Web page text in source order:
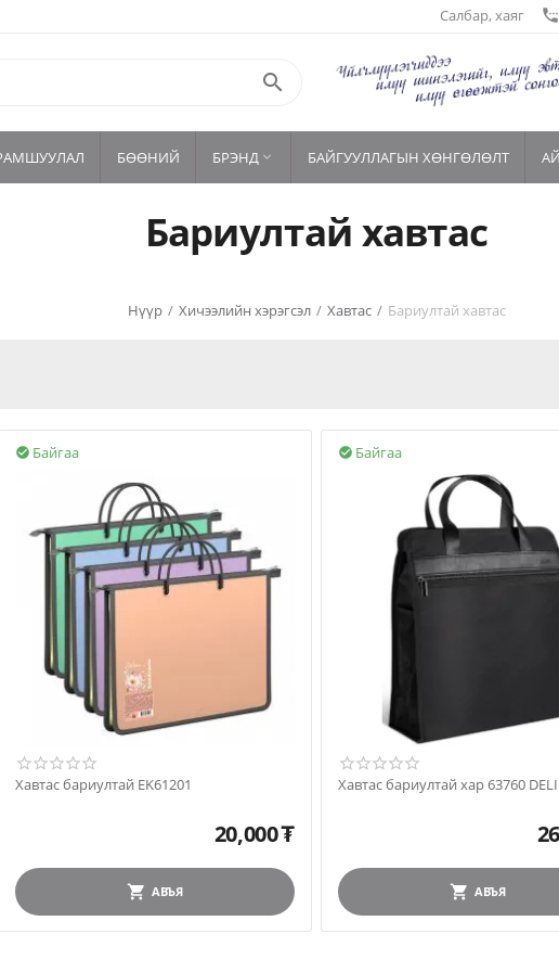
Салбар, хаяг settings_phone

БӨӨНИЙ БРЭНД  БАЙГУУЛЛАГЫН ХӨНГӨЛӨЛТ
Бариултай хавтас
Нүүр / Хичээлийн хэрэгсэл / Хавтас / Бариултай хавтас
Байгаа

Хавтас бариултай EK61201
20,000₮
АВЪЯ
Байгаа

Хавтас бариултай хар 63760 DELI
АВЪЯ